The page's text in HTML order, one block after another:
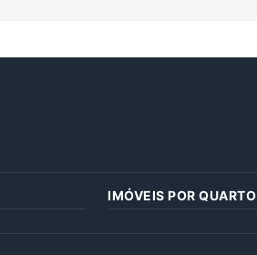
IMÓVEIS POR QUARTO